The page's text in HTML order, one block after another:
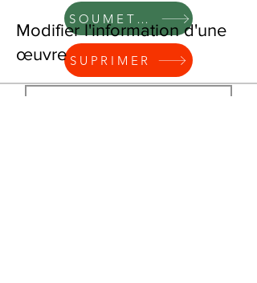
SOUMETTRE
SUPRIMER
Modifier l'information d'une
œuvre